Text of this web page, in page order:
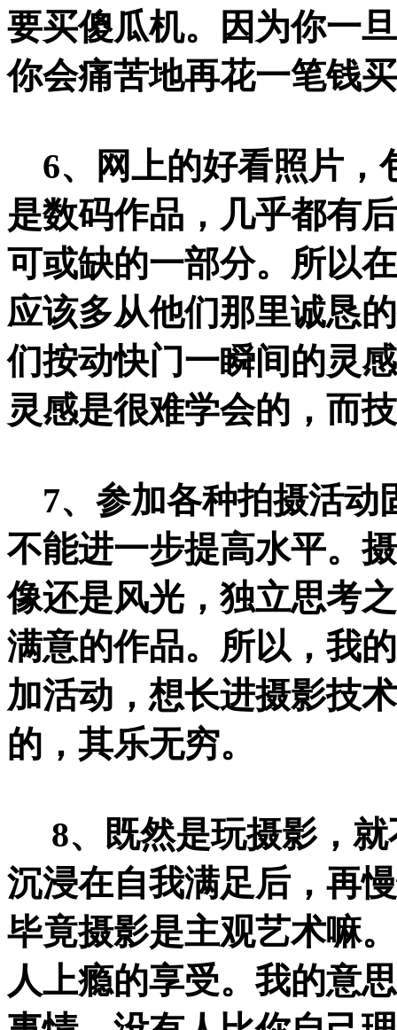
要买傻瓜机。因为你一
你会痛苦地再花一笔钱
6、网上的好看照片，
是数码作品，几乎都有
可或缺的一部分。所以
应该多从他们那里诚恳
们按动快门一瞬间的灵
灵感是很难学会的，而
7、参加各种拍摄活动
不能进一步提高水平。
像还是风光，独立思考
满意的作品。所以，我
加活动，想长进摄影技
的，其乐无穷。
8、既然是玩摄影，就
沉浸在自我满足后，再
毕竟摄影是主观艺术嘛
人上瘾的享受。我的意